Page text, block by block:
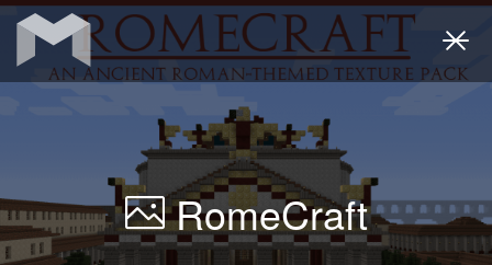
RomeCraft